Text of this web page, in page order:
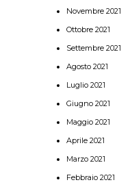
Novembre 2021
Ottobre 2021
Settembre 2021
Agosto 2021
Luglio 2021
Giugno 2021
Maggio 2021
Aprile 2021
Marzo 2021
Febbraio 2021